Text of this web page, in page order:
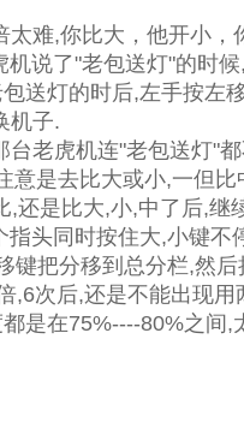
太难,你比大，他开小
说了"老包送灯"的时
送灯的时后,左手按左
机子.
台老虎机连"老包送灯"
意是去比大或小,一但
,还是比大,小,中了后,
头同时按住大,小键
键把分移到总分栏,然
,6次后,还是不能出现
是在75%----80%之间,